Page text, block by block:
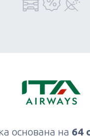
основана на 64